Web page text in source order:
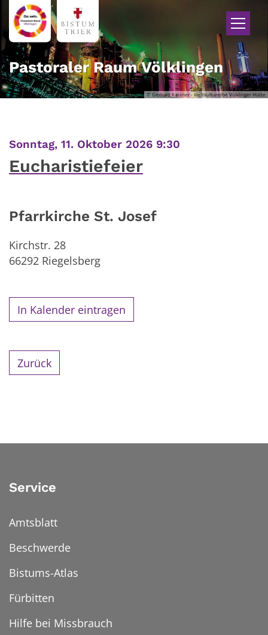
Zum Inhalt springen
© Gerhard Kassner - Weltkulturerbe Völklinger Hütte
Pastoraler Raum Völklingen
Sonntag, 11. Oktober 2026 9:30
Eucharistiefeier
Pfarrkirche St. Josef
Kirchstr. 28
66292 Riegelsberg
In Kalender eintragen
Zurück
Service
Amtsblatt
Beschwerde
Bistums-Atlas
Fürbitten
Hilfe bei Missbrauch